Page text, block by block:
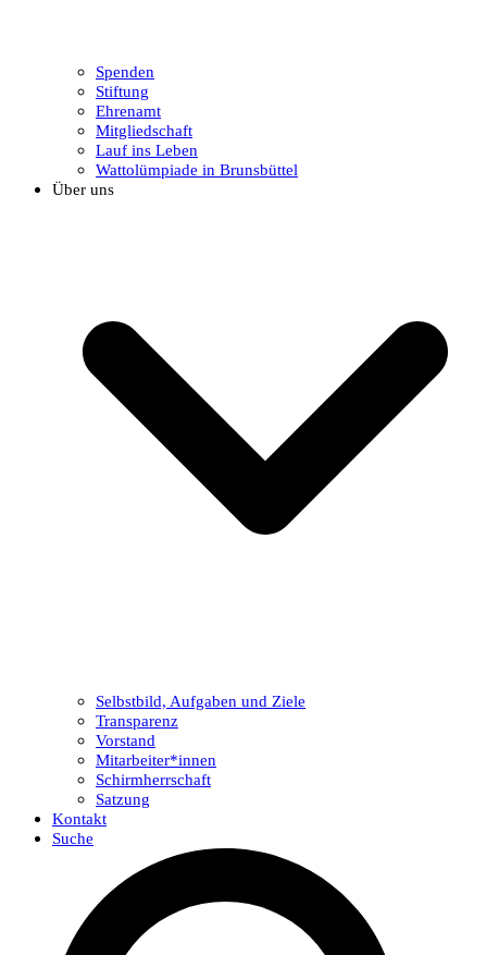
Spenden
Stiftung
Ehrenamt
Mitgliedschaft
Lauf ins Leben
Wattolümpiade in Brunsbüttel
Über uns
Selbstbild, Aufgaben und Ziele
Transparenz
Vorstand
Mitarbeiter*innen
Schirmherrschaft
Satzung
Kontakt
Suche